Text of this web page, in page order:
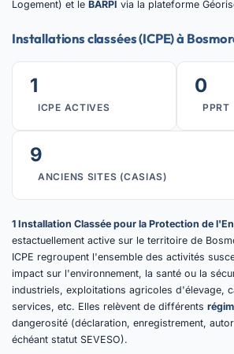
Logement) et le BARPI via la plateforme
Installations classées (ICPE) à
1
ICPE ACTIVES
0
PPRT
9
ANCIENS SITES (CASIAS)
1 Installation Classée pour la Protection de
estactuellement active sur le territoire de
ICPE regroupent l'ensemble des activités
impact sur l'environnement, la santé ou la
industriels, exploitations agricoles d'élevage,
services, etc. Elles relèvent de différents
dangerosité (déclaration, enregistrement,
échéant statut SEVESO).